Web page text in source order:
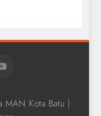
Kota Batu |